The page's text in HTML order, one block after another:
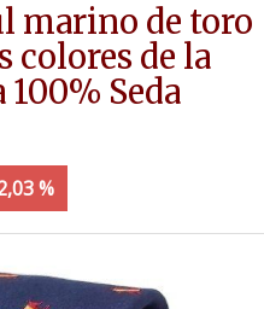
marino de toro
colores de la
100% Seda
%